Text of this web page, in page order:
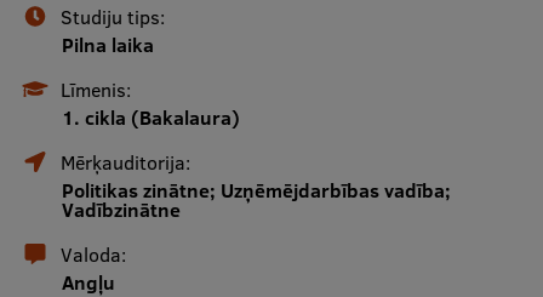
Rezidentūra
Uzņemšana
Praktiska informācija
Par RSU
Studiju tips:
Pilna laika
Līmenis:
1. cikla (Bakalaura)
Mērķauditorija:
Politikas zinātne; Uzņēmējdarbības vadība;
Vadībzinātne
Valoda:
Angļu